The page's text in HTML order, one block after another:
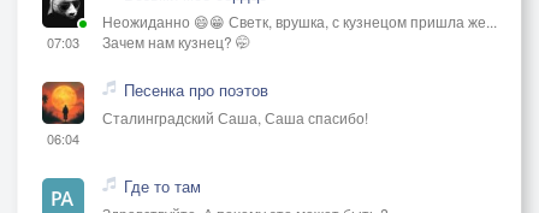
07:03
Неожиданно 😄😁 Светк, врушка, с кузнецом пришла же...
Зачем нам кузнец? 🤭
06:04
Песенка про поэтов
Сталинградский Саша, Саша спасибо!
Где то там